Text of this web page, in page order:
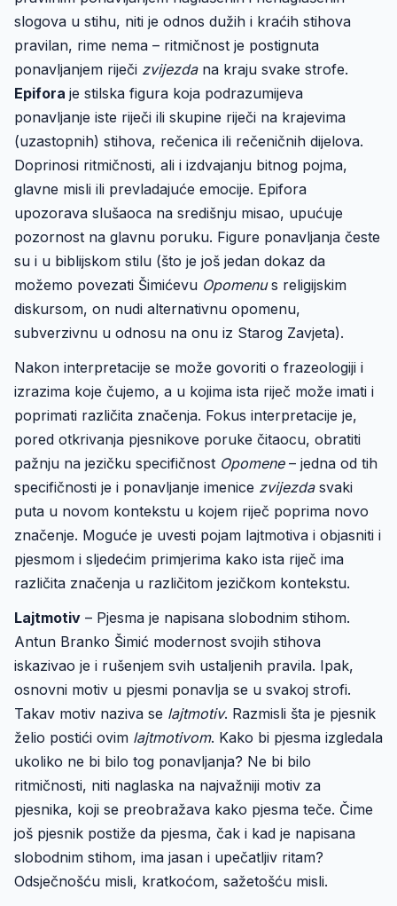
slogova u stihu, niti je odnos dužih i kraćih stihova
pravilan, rime nema – ritmičnost je postignuta
ponavljanjem riječi zvijezda na kraju svake strofe.
Epifora je stilska figura koja podrazumijeva
ponavljanje iste riječi ili skupine riječi na krajevima
(uzastopnih) stihova, rečenica ili rečeničnih dijelova.
Doprinosi ritmičnosti, ali i izdvajanju bitnog pojma,
glavne misli ili prevladajuće emocije. Epifora
upozorava slušaoca na središnju misao, upućuje
pozornost na glavnu poruku. Figure ponavljanja česte
su i u biblijskom stilu (što je još jedan dokaz da
možemo povezati Šimićevu Opomenus religijskim
diskursom, on nudi alternativnu opomenu,
subverzivnu u odnosu na onu iz Starog Zavjeta).
Nakon interpretacije se može govoriti o frazeologiji i
izrazima koje čujemo, a u kojima ista riječ može imati i
poprimati različita značenja. Fokus interpretacije je,
pored otkrivanja pjesnikove poruke čitaocu, obratiti
pažnju na jezičku specifičnost Opomene– jedna od tih
specifičnosti je i ponavljanje imenice zvijezdasvaki
puta u novom kontekstu u kojem riječ poprima novo
značenje. Moguće je uvesti pojam lajtmotiva i objasniti i
pjesmom i sljedećim primjerima kako ista riječ ima
različita značenja u različitom jezičkom kontekstu.
Lajtmotiv – Pjesma je napisana slobodnim stihom.
Antun Branko Šimić modernost svojih stihova
iskazivao je i rušenjem svih ustaljenih pravila. Ipak,
osnovni motiv u pjesmi ponavlja se u svakoj strofi.
Takav motiv naziva se lajtmotiv. Razmisli šta je pjesnik
želio postići ovim lajtmotivom. Kako bi pjesma izgledala
ukoliko ne bi bilo tog ponavljanja? Ne bi bilo
ritmičnosti, niti naglaska na najvažniji motiv za
pjesnika, koji se preobražava kako pjesma teče. Čime
još pjesnik postiže da pjesma, čak i kad je napisana
slobodnim stihom, ima jasan i upečatljiv ritam?
Odsječnošću misli, kratkoćom, sažetošću misli.